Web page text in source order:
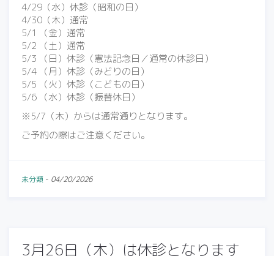
4/29（水）休診（昭和の日）
4/30（木）通常
5/1 （金）通常
5/2 （土）通常
5/3 （日）休診（憲法記念日／通常の休診日）
5/4 （月）休診（みどりの日）
5/5 （火）休診（こどもの日）
5/6 （水）休診（振替休日）
※5/7（木）からは通常通りとなります。
ご予約の際はご注意ください。
未分類 - 04/20/2026
3月26日（木）は休診となります